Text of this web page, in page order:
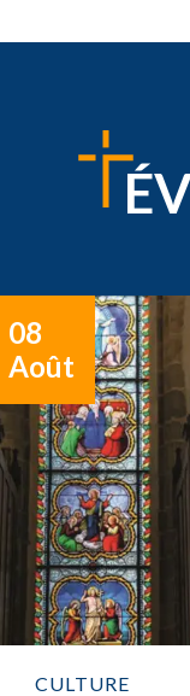
08
Août
CULTURE